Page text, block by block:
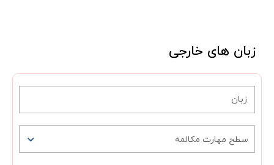
زبان های خارجی
سطح مهارت مکالمه